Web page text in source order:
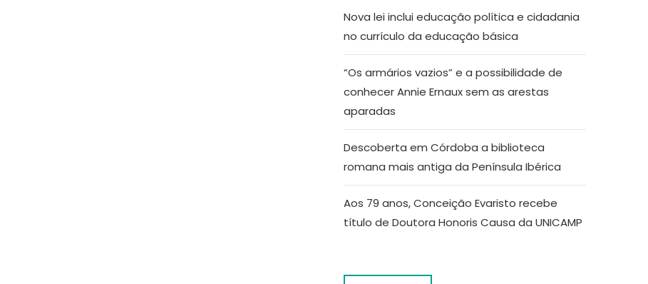
Nova lei inclui educação política e cidadania
no currículo da educação básica
“Os armários vazios” e a possibilidade de
conhecer Annie Ernaux sem as arestas
aparadas
Descoberta em Córdoba a biblioteca
romana mais antiga da Península Ibérica
Aos 79 anos, Conceição Evaristo recebe
título de Doutora Honoris Causa da UNICAMP